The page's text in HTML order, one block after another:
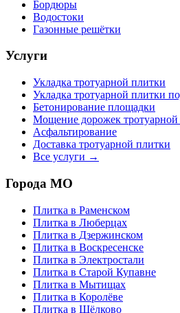
Бордюры
Водостоки
Газонные решётки
Услуги
Укладка тротуарной плитки
Укладка тротуарной плитки
Бетонирование площадки
Мощение дорожек тротуарной
Асфальтирование
Доставка тротуарной плитки
Все услуги →
Города МО
Плитка в Раменском
Плитка в Люберцах
Плитка в Дзержинском
Плитка в Воскресенске
Плитка в Электростали
Плитка в Старой Купавне
Плитка в Мытищах
Плитка в Королёве
Плитка в Щёлково